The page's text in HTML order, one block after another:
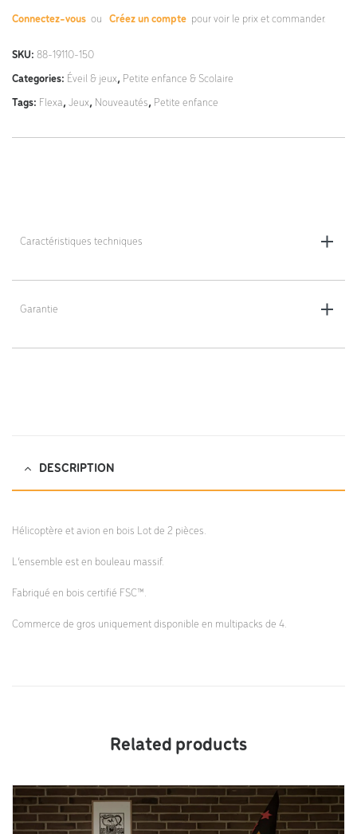
Connectez-vous ou Créez un compte pour voir le prix et commander.
SKU: 88-19110-150
Categories: Éveil & jeux, Petite enfance & Scolaire
Tags: Flexa, Jeux, Nouveautés, Petite enfance
Caractéristiques techniques
Dimensions : 12 x 13 x 11 cm
Poids : 0,667 kg
Garantie
2 ans
DESCRIPTION
Hélicoptère et avion en bois Lot de 2 pièces.
L’ensemble est en bouleau massif.
Fabriqué en bois certifié FSC™.
Commerce de gros uniquement disponible en multipacks de 4.
Related products